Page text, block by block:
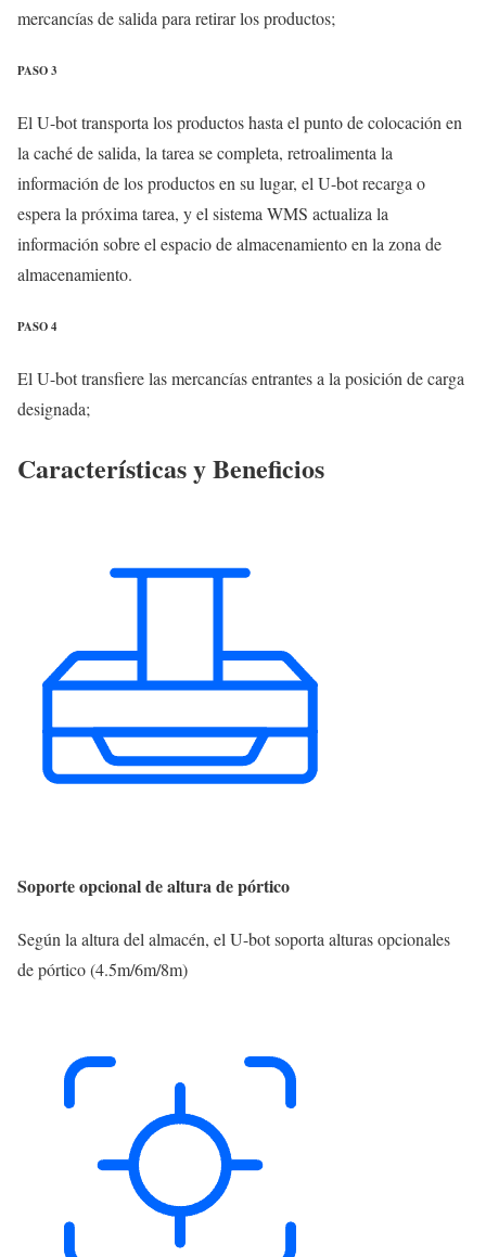
mercancías de salida para retirar los productos;
PASO 3
El U-bot transporta los productos hasta el punto de colocación en
la caché de salida, la tarea se completa, retroalimenta la
información de los productos en su lugar, el U-bot recarga o
espera la próxima tarea, y el sistema WMS actualiza la
información sobre el espacio de almacenamiento en la zona de
almacenamiento.
PASO 4
El U-bot transfiere las mercancías entrantes a la posición de carga
designada;
Características y Beneficios
Soporte opcional de altura de pórtico
Según la altura del almacén, el U-bot soporta alturas opcionales
de pórtico (4.5m/6m/8m)